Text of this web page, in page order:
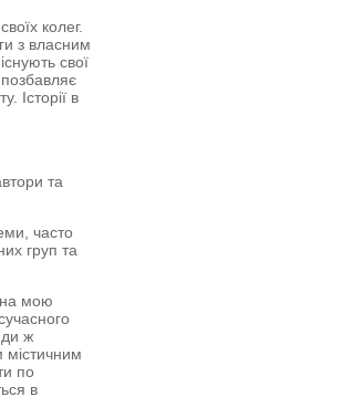
колег.
з власним
свої
Історії в
та
часто
груп та
на мою
ж
містичним
по
в